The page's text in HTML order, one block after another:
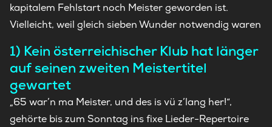
kapitalem Fehlstart noch Meister geworden ist.
Vielleicht, weil gleich sieben Wunder notwendig waren
1) Kein österreichischer Klub hat länger
auf seinen zweiten Meistertitel
gewartet
„65 war’n ma Meister, und des is vü z’lang her!“,
gehörte bis zum Sonntag ins fixe Lieder-Repertoire